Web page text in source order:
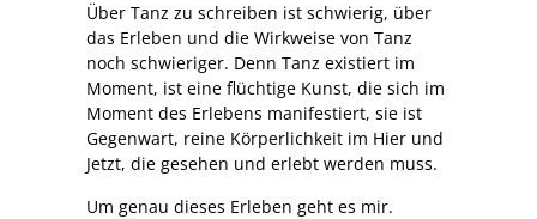
Über Tanz zu schreiben ist schwierig, über
das Erleben und die Wirkweise von Tanz
noch schwieriger. Denn Tanz existiert im
Moment, ist eine flüchtige Kunst, die sich im
Moment des Erlebens manifestiert, sie ist
Gegenwart, reine Körperlichkeit im Hier und
Jetzt, die gesehen und erlebt werden muss.
Um genau dieses Erleben geht es mir.